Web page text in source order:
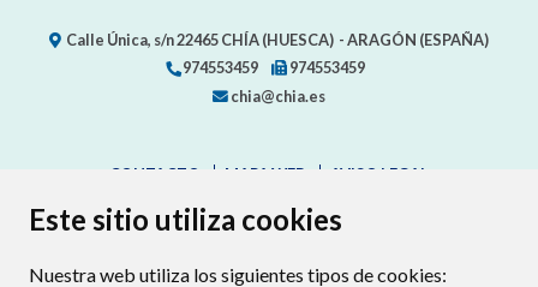
Este sitio utiliza cookies
Nuestra web utiliza los siguientes tipos de cookies:
Calle Única, s/n22465CHÍA (HUESCA) - ARAGÓN (ESPAÑA)
974553459
974553459
chia@chia.es
CONTACTO MAPA WEB
AVISO LEGAL
PROTECCION DE DATOS
POLÍTICA DE COOKIES